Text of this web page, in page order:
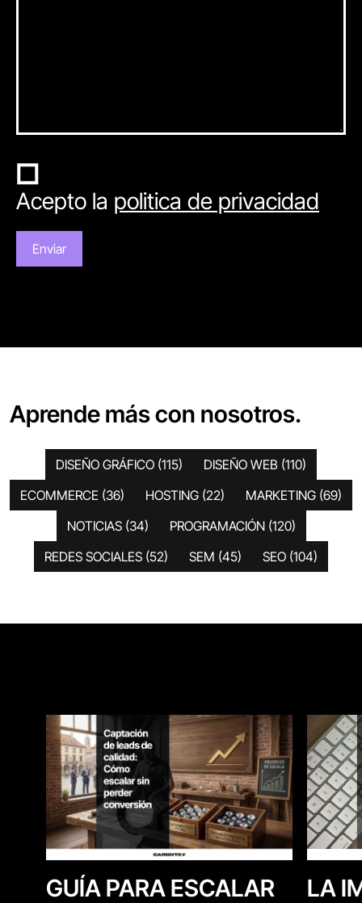
Acepto la politica de privacidad
Aprende más con nosotros.
DISEÑO GRÁFICO (115) DISEÑO WEB (110)
ECOMMERCE (36) HOSTING (22) MARKETING (69)
NOTICIAS (34) PROGRAMACIÓN (120)
REDES SOCIALES (52) SEM (45) SEO (104)
GUÍA PARA ESCALAR
LA